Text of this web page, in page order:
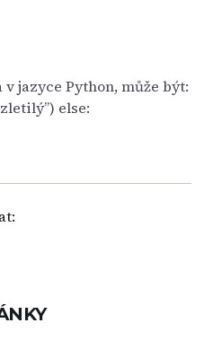
jazyce Python, může být:
else: